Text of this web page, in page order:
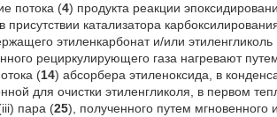
потока (4) продукта реакции
катализатора
этиленкарбонат и/или этиленгликоль
рециркулирующего газа нагревают
(14) абсорбера этиленоксида, в
для очистки этиленгликоля, в первом
пара (25), полученного путем мгновенного